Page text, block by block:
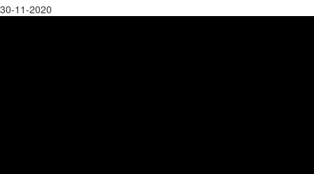
30-11-2020